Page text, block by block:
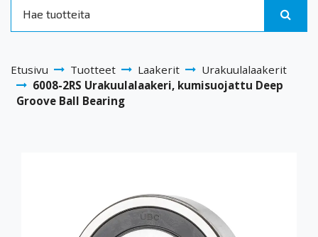
Etusivu Tuotteet Laakerit
Urakuulalaakerit
6008-2RS Urakuulalaakeri, kumisuojattu Deep
Groove Ball Bearing